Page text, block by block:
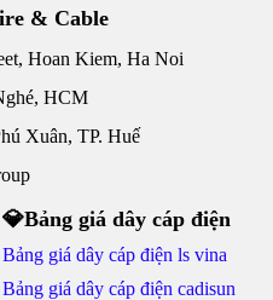
& Cable
Hoan Kiem, Ha Noi
HCM
Xuân, TP. Huế
💎Bảng giá dây cáp điện
Bảng giá dây cáp điện ls vina
Bảng giá dây cáp điện cadisun